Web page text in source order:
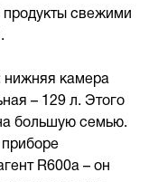
продукты свежими
нижняя камера
– 129 л. Этого
большую семью.
R600a – он